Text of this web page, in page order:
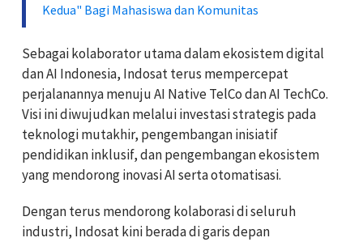
Kedua" Bagi Mahasiswa dan Komunitas
Sebagai kolaborator utama dalam ekosistem digital
dan AI Indonesia, Indosat terus mempercepat
perjalanannya menuju AI Native TelCo dan AI TechCo.
Visi ini diwujudkan melalui investasi strategis pada
teknologi mutakhir, pengembangan inisiatif
pendidikan inklusif, dan pengembangan ekosistem
yang mendorong inovasi AI serta otomatisasi.
Dengan terus mendorong kolaborasi di seluruh
industri, Indosat kini berada di garis depan